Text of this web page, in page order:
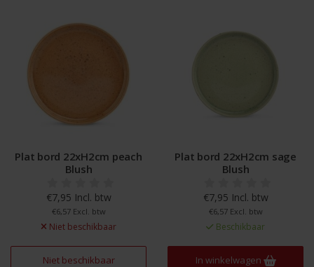
Plat bord 22xH2cm peach
Blush
€7,95 Incl. btw
€6,57 Excl. btw
Niet beschikbaar
Niet beschikbaar
Plat bord 22xH2cm sage
Blush
€7,95 Incl. btw
€6,57 Excl. btw
Beschikbaar
In winkelwagen